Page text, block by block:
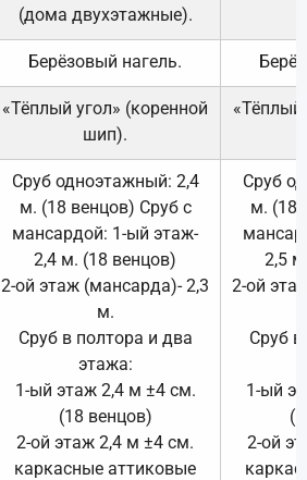
(дома двухэтажные).
Берёзовый нагель.
«Тёплый угол» (коренной
шип).
«Тёплый
Сруб одноэтажный: 2,4
м. (18 венцов) Сруб с
мансардой: 1-ый этаж-
2,4 м. (18 венцов)
2-ой этаж (мансарда)- 2,3
м.
Сруб в полтора и два
этажа:
1-ый этаж 2,4 м ±4 см.
(18 венцов)
2-ой этаж 2,4 м ±4 см.
каркасные аттиковые
Сруб
м. (18
2,5
2-ой
Сруб
1-ый
2-ой